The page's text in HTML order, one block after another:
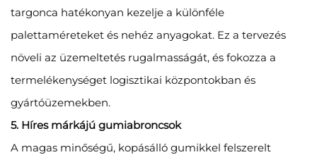
targonca hatékonyan kezelje a különféle
palettaméreteket és nehéz anyagokat. Ez a tervezés
növeli az üzemeltetés rugalmasságát, és fokozza a
termelékenységet logisztikai központokban és
gyártóüzemekben.
5. Híres márkájú gumiabroncsok
A magas minőségű, kopásálló gumikkel felszerelt